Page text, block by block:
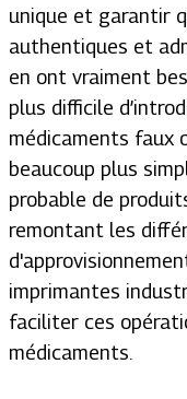
unique et garantir
authentiques et
en ont vraiment
plus difficile
médicaments faux
beaucoup plus
probable de
remontant les
imprimantes
faciliter ces
médicaments.